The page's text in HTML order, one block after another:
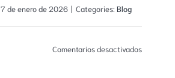
7 de enero de 2026 | Categories: Blog
Comentarios desactivadosen